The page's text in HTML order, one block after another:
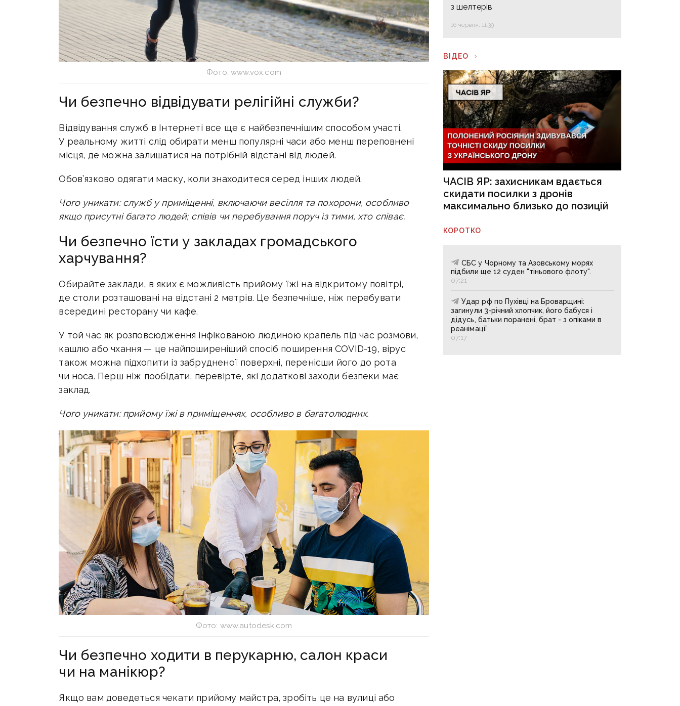
Фото: www.vox.com
Чи безпечно відвідувати релігійні служби?
Відвідування служб в Інтернеті все ще є найбезпечнішим способом участі.
У реальному житті слід обирати менш популярні часи або менш переповнені
місця, де можна залишатися на потрібній відстані від людей.
Обов’язково одягати маску, коли знаходитеся серед інших людей.
Чого уникати: служб у приміщенні, включаючи весілля та похорони, особливо
якщо присутні багато людей; співів чи перебування поруч із тими, хто співає.
Чи безпечно їсти у закладах громадського
харчування?
Обирайте заклади, в яких є можливість прийому їжі на відкритому повітрі,
де столи розташовані на відстані 2 метрів. Це безпечніше, ніж перебувати
всередині ресторану чи кафе.
У той час як розповсюдження інфікованою людиною крапель під час розмови,
кашлю або чхання — це найпоширеніший спосіб поширення COVID-19, вірус
також можна підхопити із забрудненої поверхні, перенісши його до рота
чи носа. Перш ніж пообідати, перевірте, які додаткові заходи безпеки має
заклад.
Чого уникати: прийому їжі в приміщеннях, особливо в багатолюдних.
Фото: www.autodesk.com
Чи безпечно ходити в перукарню, салон краси
чи на манікюр?
Якщо вам доведеться чекати прийому майстра, зробіть це на вулиці або
з шелтерів
16 червня, 11:39
ВІДЕО
ЧАСІВ ЯР: захисникам вдається
скидати посилки з дронів
максимально близько до позицій
КОРОТКО
СБС у Чорному та Азовському морях
підбили ще 12 суден "тіньового флоту".
07:21
Удар рф по Пухівці на Броварщині:
загинули 3-річний хлопчик, його бабуся і
дідусь, батьки поранені, брат - з опіками в
реанімації
07:17